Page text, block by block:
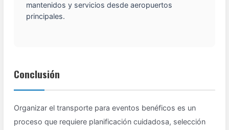
mantenidos y servicios desde aeropuertos
principales.
Conclusión
Organizar el transporte para eventos benéficos es un
proceso que requiere planificación cuidadosa, selección